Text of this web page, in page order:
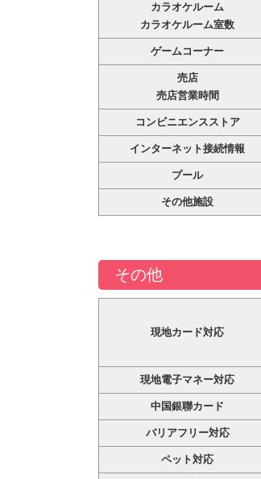
カラオケルーム
カラオケルーム室数
ゲームコーナー
売店
売店営業時間
コンビニエンスストア
インターネット接続情報
プール
その他施設
その他
現地カード対応
現地電子マネー対応
中国銀聯カード
バリアフリー対応
ペット対応